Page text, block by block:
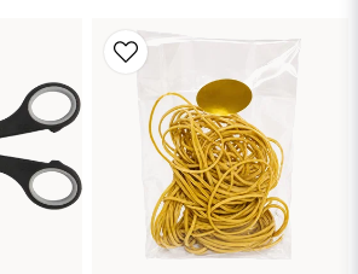
Skicka fråga